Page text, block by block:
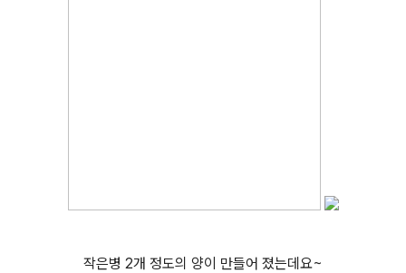
작은병 2개 정도의 양이 만들어 졌는데요~